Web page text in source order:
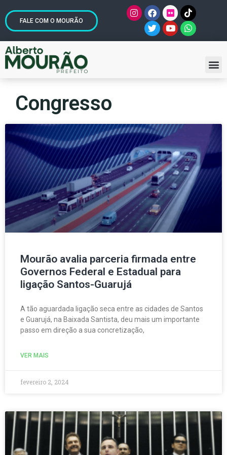
FALE COM O MOURÃO
Congresso
Mourão avalia parceria firmada entre
Governos Federal e Estadual para
ligação Santos-Guarujá
A tão aguardada ligação seca entre as cidades de Santos
e Guarujá, na Baixada Santista, deu mais um importante
passo em direção a sua concretização,
VER MAIS
fevereiro 2, 2024